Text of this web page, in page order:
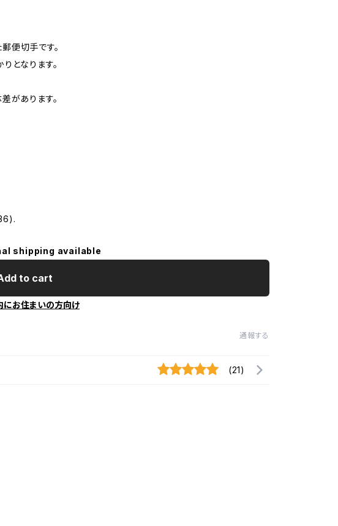
便切手です。
となります。
があります。
shipping available
to cart
にお住まいの方向け
通報する
(21)